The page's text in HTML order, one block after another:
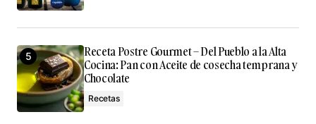
Receta Postre Gourmet – Del Pueblo a la Alta
Cocina: Pan con Aceite de cosecha temprana y
Chocolate
Recetas